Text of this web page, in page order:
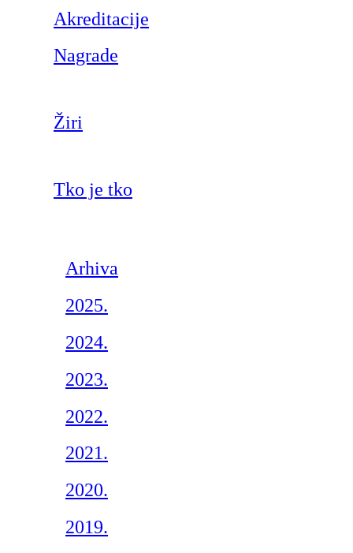
Akreditacije
Nagrade
Žiri
Tko je tko
Arhiva
2025.
2024.
2023.
2022.
2021.
2020.
2019.